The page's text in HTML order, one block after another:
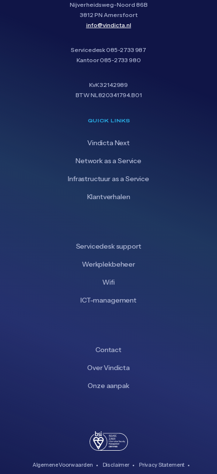
Nijverheidsweg-Noord 86B
3812 PN Amersfoort
info@vindicta.nl
Servicedesk085-2733 987
Kantoor085-2733 980
KvK 32142989
BTW NL820341794.B01
QUICK LINKS
Vindicta Next
Network as a Service
Infrastructuur as a Service
Klantverhalen
Servicedesk support
Werkplekbeheer
Wifi
ICT-management
Contact
Over Vindicta
Onze aanpak
Algemene Voorwaarden Disclaimer Privacy Statement